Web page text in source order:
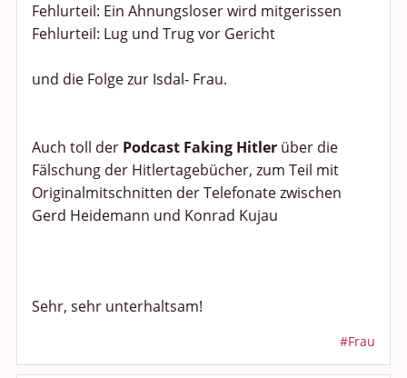
Fehlurteil: Ein Ahnungsloser wird mitgerissen
Fehlurteil: Lug und Trug vor Gericht
und die Folge zur Isdal- Frau.
Auch toll der Podcast Faking Hitler über die
Fälschung der Hitlertagebücher, zum Teil mit
Originalmitschnitten der Telefonate zwischen
Gerd Heidemann und Konrad Kujau
Sehr, sehr unterhaltsam!
#Frau